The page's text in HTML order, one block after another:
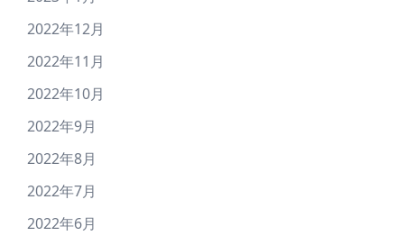
2022年12月
2022年11月
2022年10月
2022年9月
2022年8月
2022年7月
2022年6月